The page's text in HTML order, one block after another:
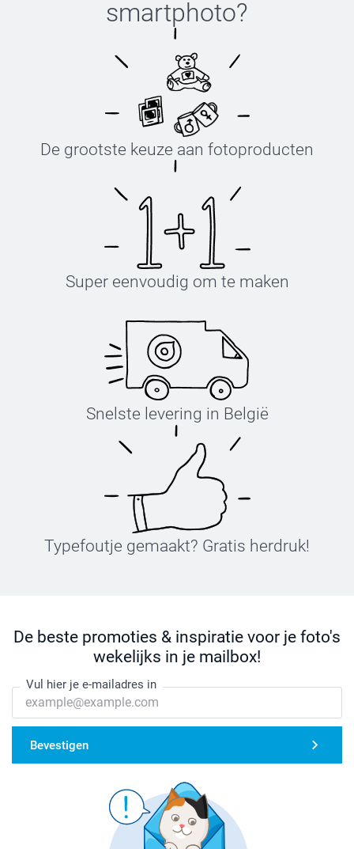
smartphoto?
De grootste keuze aan fotoproducten
Super eenvoudig om te maken
Snelste levering in België
Typefoutje gemaakt? Gratis herdruk!
De beste promoties & inspiratie voor je foto's
wekelijks in je mailbox!
Vul hier je e-mailadres in
Bevestigen